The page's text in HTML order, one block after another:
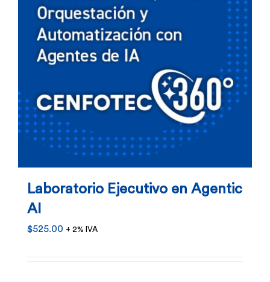
Laboratorio Ejecutivo en Agentic
AI
$525.00 + 2% IVA